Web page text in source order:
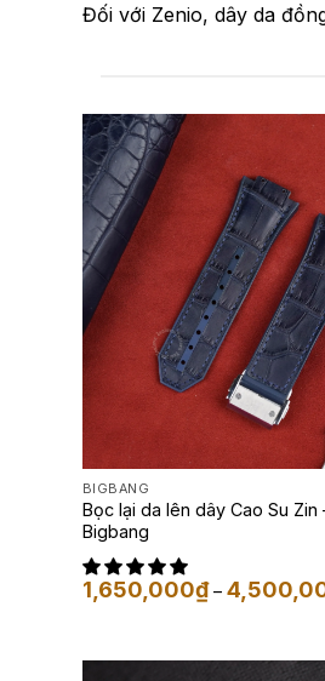
Đối với Zenio, dây da
BIGBANG
Bọc lại da lên dây Cao Su Zin
Bigbang
1,650,000₫ –